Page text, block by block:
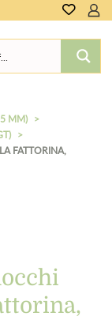
0,00
MM)
FATTORINA,